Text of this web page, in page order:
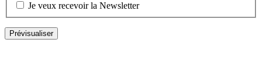
Je veux recevoir la Newsletter